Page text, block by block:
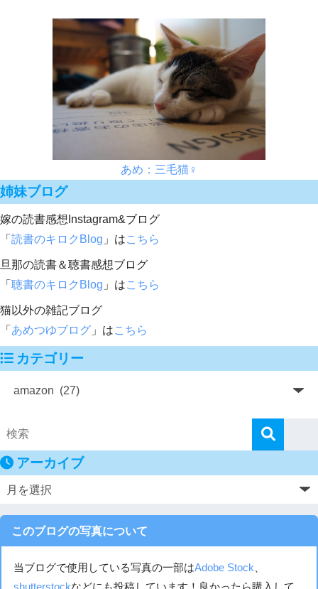
あめ：三毛猫♀
姉妹ブログ
嫁の読書感想Instagram&ブログ
「 読書のキロクBlog 」はこちら
旦那の読書＆聴書感想ブログ
「 聴書のキロクBlog 」はこちら
猫以外の雑記ブログ
「 あめつゆブログ 」はこちら
カテゴリー
アーカイブ
このブログの写真について
当ブログで使用している写真の一部はAdobe Stock